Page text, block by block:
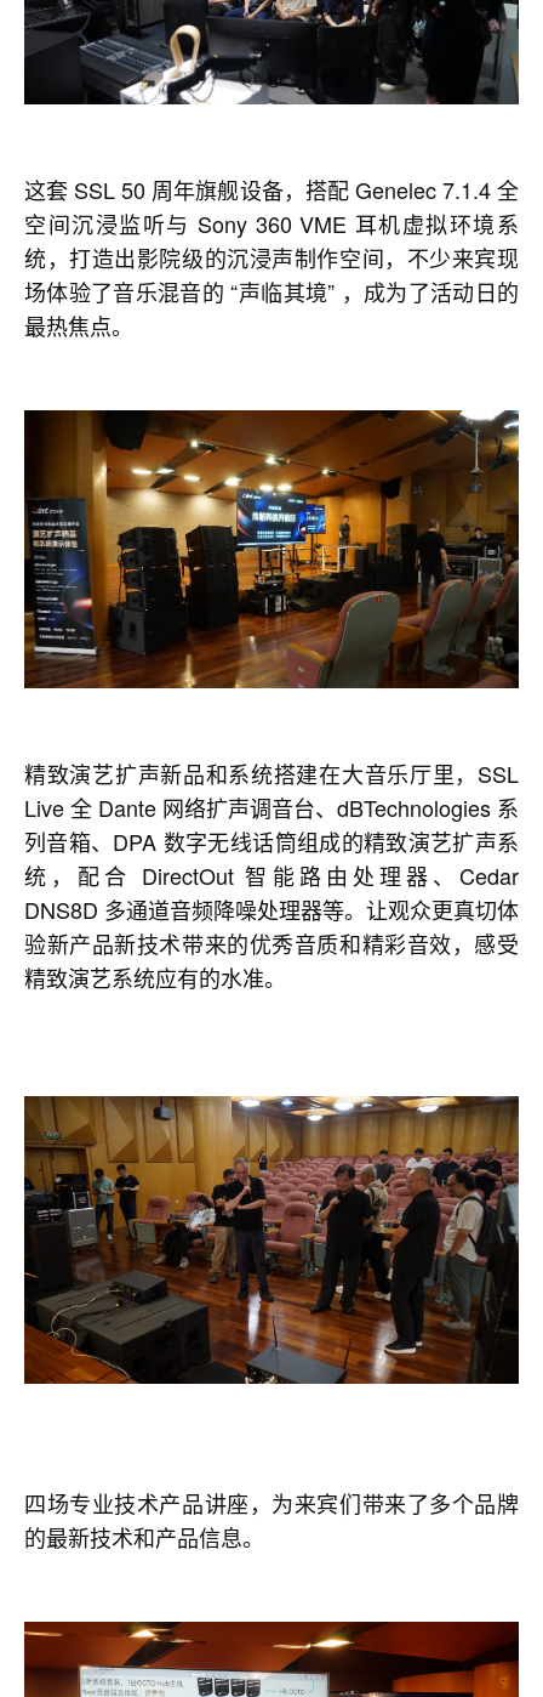
这套 SSL 50 周年旗舰设备，搭配 Genelec 7.1.4 全
空间沉浸监听与 Sony 360 VME 耳机虚拟环境系
统，打造出影院级的沉浸声制作空间，不少来宾现
场体验了音乐混音的 “声临其境” ，成为了活动日的
最热焦点。
精致演艺扩声新品和系统搭建在大音乐厅里，SSL
Live 全 Dante 网络扩声调音台、dBTechnologies 系
列音箱、DPA 数字无线话筒组成的精致演艺扩声系
统，配合 DirectOut 智能路由处理器、Cedar
DNS8D 多通道音频降噪处理器等。让观众更真切体
验新产品新技术带来的优秀音质和精彩音效，感受
精致演艺系统应有的水准。
四场专业技术产品讲座，为来宾们带来了多个品牌
的最新技术和产品信息。